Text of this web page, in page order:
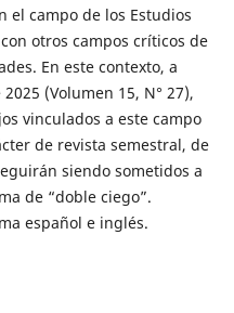
el campo de los Estudios
otros campos críticos de
En este contexto, a
(Volumen 15, N° 27),
vinculados a este campo
de revista semestral, de
siendo sometidos a
de “doble ciego”.
español e inglés.